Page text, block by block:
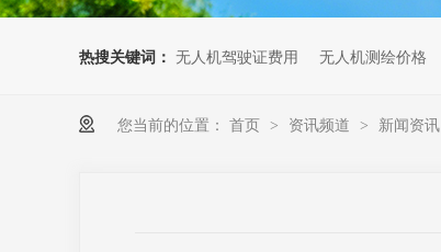
装
无人机考培基地工具
无人机考试评测系统
热搜关键词： 无人机驾驶证费用 无人机测绘价格
您当前的位置： 首页 > 资讯频道 > 新闻资讯